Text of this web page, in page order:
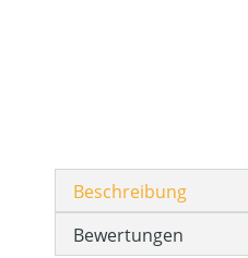
Beschreibung
Bewertungen